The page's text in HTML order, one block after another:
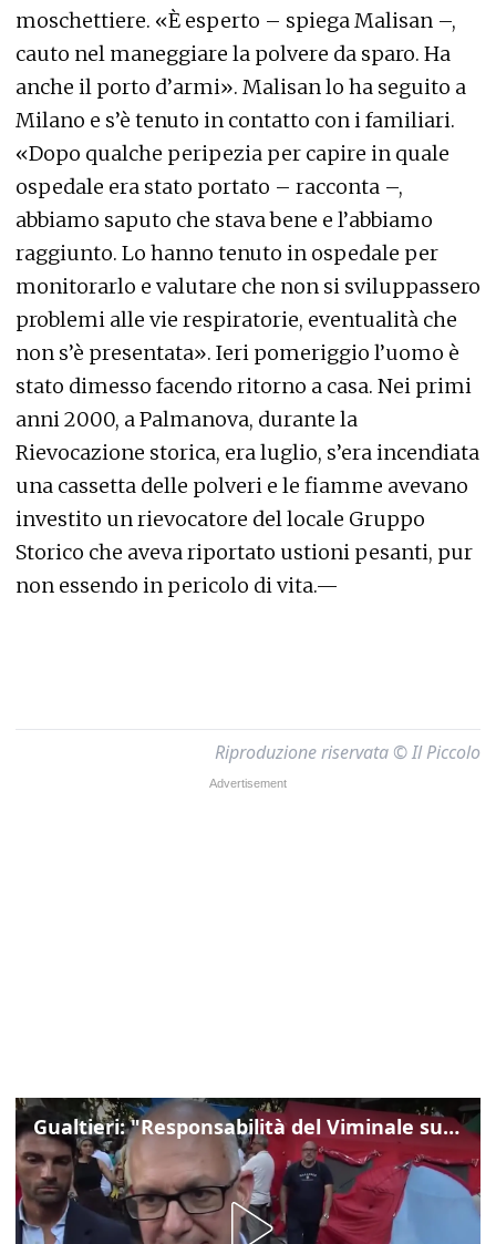
moschettiere. «È esperto – spiega Malisan –,
cauto nel maneggiare la polvere da sparo. Ha
anche il porto d’armi». Malisan lo ha seguito a
Milano e s’è tenuto in contatto con i familiari.
«Dopo qualche peripezia per capire in quale
ospedale era stato portato – racconta –,
abbiamo saputo che stava bene e l’abbiamo
raggiunto. Lo hanno tenuto in ospedale per
monitorarlo e valutare che non si sviluppassero
problemi alle vie respiratorie, eventualità che
non s’è presentata». Ieri pomeriggio l’uomo è
stato dimesso facendo ritorno a casa. Nei primi
anni 2000, a Palmanova, durante la
Rievocazione storica, era luglio, s’era incendiata
una cassetta delle polveri e le fiamme avevano
investito un rievocatore del locale Gruppo
Storico che aveva riportato ustioni pesanti, pur
non essendo in pericolo di vita.—
Riproduzione riservata © Il Piccolo
Gualtieri: "Responsabilità del Viminale su Spin Time? La posizione dei partiti è nota"